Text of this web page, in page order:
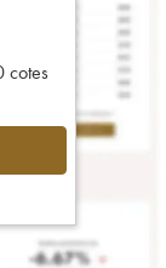
cotes